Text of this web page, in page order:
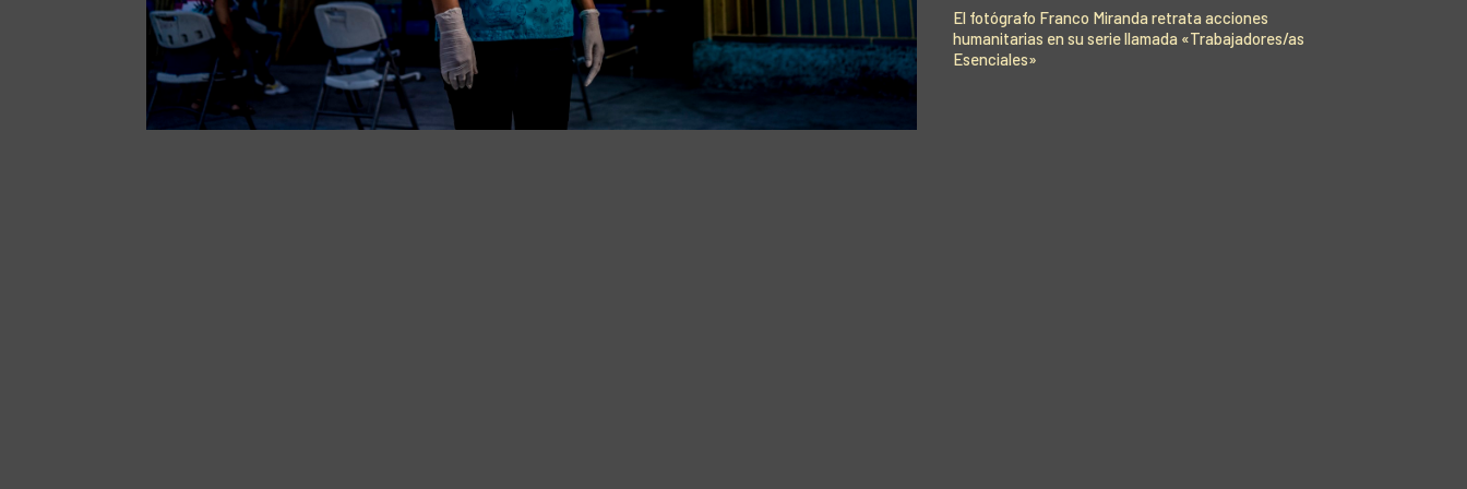
El fotógrafo Franco Miranda retrata acciones
humanitarias en su serie llamada «Trabajadores/as
Esenciales»